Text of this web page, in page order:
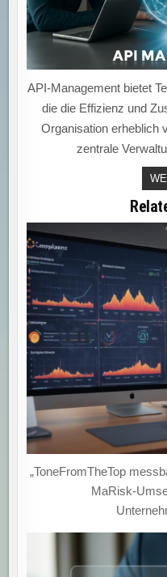
API-Management bietet
die die Effizienz und
Organisation erheblich
zentrale
„ToneFromTheTop
MaRisk-